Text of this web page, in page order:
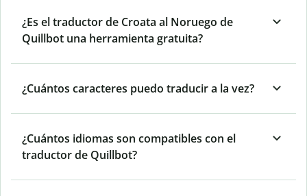
¿Es el traductor de Croata al Noruego de
Quillbot una herramienta gratuita?
¿Cuántos caracteres puedo traducir a la vez?
¿Cuántos idiomas son compatibles con el
traductor de Quillbot?